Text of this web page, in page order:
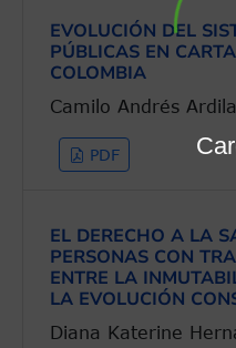
EVOLUCIÓN DEL
PÚBLICAS EN
COLOMBIA
Camilo Andrés
PDF
EL DERECHO A LA
PERSONAS CON
ENTRE LA
LA EVOLUCIÓN
Diana Katerine